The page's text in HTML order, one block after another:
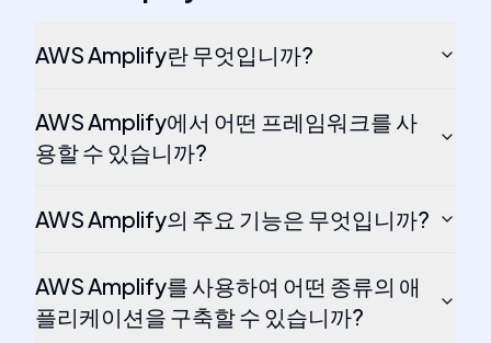
AWS Amplify란 무엇입니까?
AWS Amplify에서 어떤 프레임워크를 사
용할 수 있습니까?
AWS Amplify의 주요 기능은 무엇입니까?
AWS Amplify를 사용하여 어떤 종류의 애
플리케이션을 구축할 수 있습니까?